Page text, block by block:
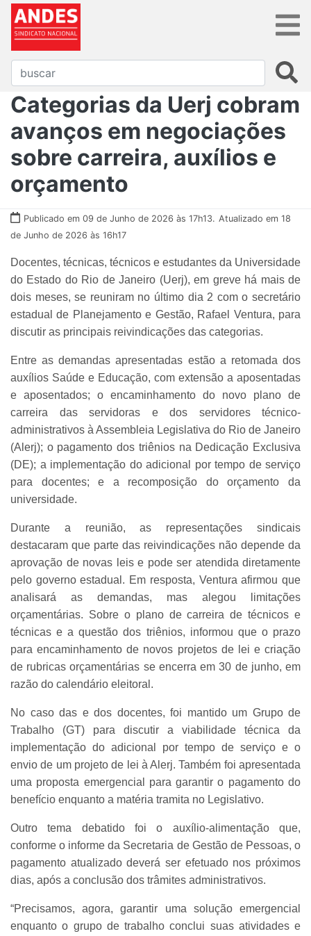
Categorias da Uerj cobram
avanços em negociações
sobre carreira, auxílios e
orçamento
Publicado em 09 de Junho de 2026 às 17h13. Atualizado em 18
de Junho de 2026 às 16h17
Docentes, técnicas, técnicos e estudantes da Universidade
do Estado do Rio de Janeiro (Uerj), em greve há mais de
dois meses, se reuniram no último dia 2 com o secretário
estadual de Planejamento e Gestão, Rafael Ventura, para
discutir as principais reivindicações das categorias.
Entre as demandas apresentadas estão a retomada dos
auxílios Saúde e Educação, com extensão a aposentadas
e aposentados; o encaminhamento do novo plano de
carreira das servidoras e dos servidores técnico-
administrativos à Assembleia Legislativa do Rio de Janeiro
(Alerj); o pagamento dos triênios na Dedicação Exclusiva
(DE); a implementação do adicional por tempo de serviço
para docentes; e a recomposição do orçamento da
universidade.
Durante a reunião, as representações sindicais
destacaram que parte das reivindicações não depende da
aprovação de novas leis e pode ser atendida diretamente
pelo governo estadual. Em resposta, Ventura afirmou que
analisará as demandas, mas alegou limitações
orçamentárias. Sobre o plano de carreira de técnicos e
técnicas e a questão dos triênios, informou que o prazo
para encaminhamento de novos projetos de lei e criação
de rubricas orçamentárias se encerra em 30 de junho, em
razão do calendário eleitoral.
No caso das e dos docentes, foi mantido um Grupo de
Trabalho (GT) para discutir a viabilidade técnica da
implementação do adicional por tempo de serviço e o
envio de um projeto de lei à Alerj. Também foi apresentada
uma proposta emergencial para garantir o pagamento do
benefício enquanto a matéria tramita no Legislativo.
Outro tema debatido foi o auxílio-alimentação que,
conforme o informe da Secretaria de Gestão de Pessoas, o
pagamento atualizado deverá ser efetuado nos próximos
dias, após a conclusão dos trâmites administrativos.
“Precisamos, agora, garantir uma solução emergencial
enquanto o grupo de trabalho conclui suas atividades e